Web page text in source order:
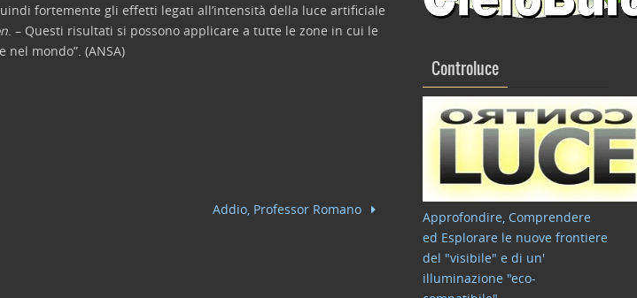
fortemente gli effetti legati all’intensità della luce artificiale
. – Questi risultati si possono applicare a tutte le zone in cui le
mondo”. (ANSA)
Addio, Professor Romano
Controluce
Approfondire, Comprendere
ed Esplorare le nuove frontiere
del "visibile" e di un'
illuminazione "eco-